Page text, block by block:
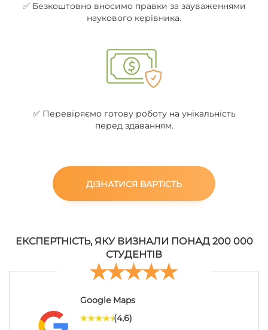
✅ Безкоштовно вносимо правки за зауваженнями
наукового керівника.
✅ Перевіряємо готову роботу на унікальність
перед здаванням.
ДІЗНАТИСЯ ВАРТІСТЬ
ЕКСПЕРТНІСТЬ, ЯКУ ВИЗНАЛИ ПОНАД 200 000
СТУДЕНТІВ
Google Maps
(4,6)